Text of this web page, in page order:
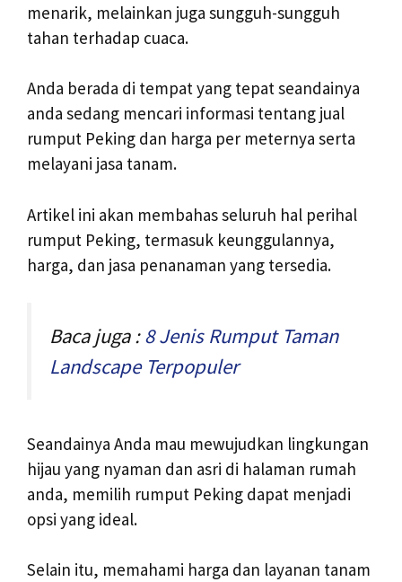
menarik, melainkan juga sungguh-sungguh
tahan terhadap cuaca.
Anda berada di tempat yang tepat seandainya
anda sedang mencari informasi tentang jual
rumput Peking dan harga per meternya serta
melayani jasa tanam.
Artikel ini akan membahas seluruh hal perihal
rumput Peking, termasuk keunggulannya,
harga, dan jasa penanaman yang tersedia.
Baca juga :8 Jenis Rumput Taman
Landscape Terpopuler
Seandainya Anda mau mewujudkan lingkungan
hijau yang nyaman dan asri di halaman rumah
anda, memilih rumput Peking dapat menjadi
opsi yang ideal.
Selain itu, memahami harga dan layanan tanam